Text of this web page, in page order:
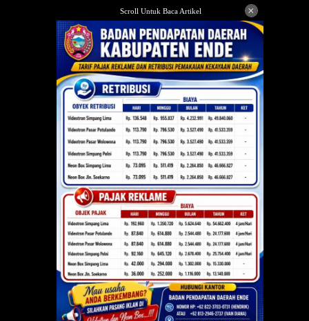
Scroll Untuk Baca Artikel ×